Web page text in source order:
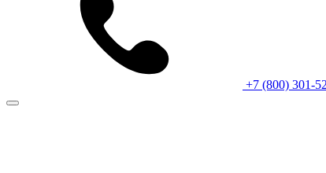
+7 (800) 301-